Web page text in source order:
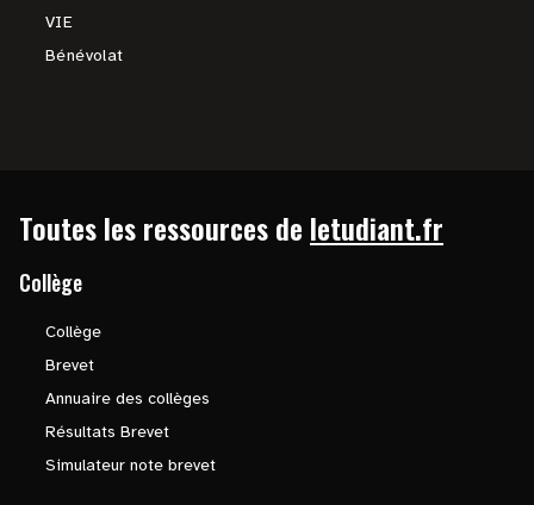
VIE
Bénévolat
Toutes les ressources de letudiant.fr
Collège
Collège
Brevet
Annuaire des collèges
Résultats Brevet
Simulateur note brevet